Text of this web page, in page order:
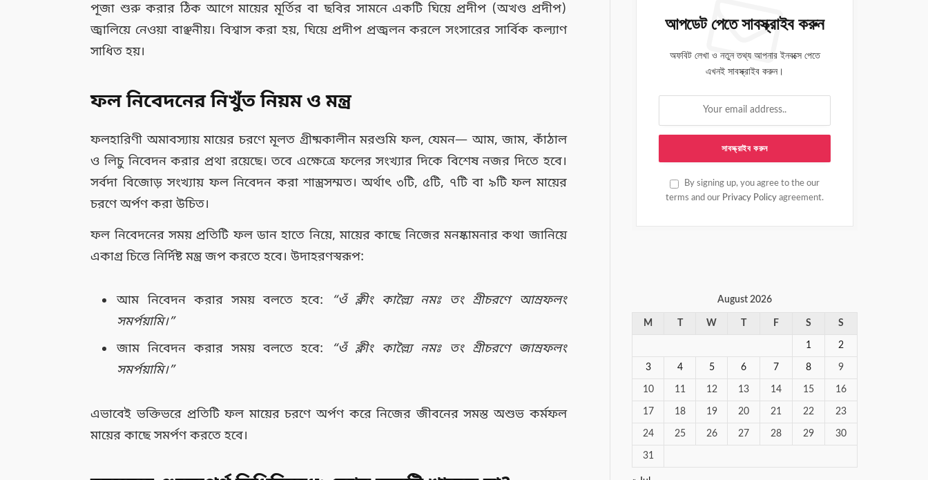
পূজা শুরু করার ঠিক আগে মায়ের মূর্তির বা ছবির সামনে একটি ঘিয়ে প্রদীপ (অখণ্ড প্রদীপ)
জ্বালিয়ে নেওয়া বাঞ্ছনীয়। বিশ্বাস করা হয়, ঘিয়ে প্রদীপ প্রজ্বলন করলে সংসারের সার্বিক কল্যাণ
সাধিত হয়।
ফল নিবেদনের নিখুঁত নিয়ম ও মন্ত্র
ফলহারিণী অমাবস্যায় মায়ের চরণে মূলত গ্রীষ্মকালীন মরশুমি ফল, যেমন— আম, জাম, কাঁঠাল
ও লিচু নিবেদন করার প্রথা রয়েছে। তবে এক্ষেত্রে ফলের সংখ্যার দিকে বিশেষ নজর দিতে হবে।
সর্বদা বিজোড় সংখ্যায় ফল নিবেদন করা শাস্ত্রসম্মত। অর্থাৎ ৩টি, ৫টি, ৭টি বা ৯টি ফল মায়ের
চরণে অর্পণ করা উচিত।
ফল নিবেদনের সময় প্রতিটি ফল ডান হাতে নিয়ে, মায়ের কাছে নিজের মনষ্কামনার কথা জানিয়ে
একাগ্র চিত্তে নির্দিষ্ট মন্ত্র জপ করতে হবে। উদাহরণস্বরূপ:
আম নিবেদন করার সময় বলতে হবে:
“ওঁ ক্লীং কাল্ল্যৈ নমঃ তং শ্রীচরণে আম্রফলং
সমর্পয়ামি।”
জাম নিবেদন করার সময় বলতে হবে:
“ওঁ ক্লীং কাল্ল্যৈ নমঃ তং শ্রীচরণে জাম্রফলং
সমর্পয়ামি।”
এভাবেই ভক্তিভরে প্রতিটি ফল মায়ের চরণে অর্পণ করে নিজের জীবনের সমস্ত অশুভ কর্মফল
মায়ের কাছে সমর্পণ করতে হবে।
আপডেট পেতে সাবস্ক্রাইব করুন
অফবিট লেখা ও নতুন তথ্য আপনার ইনবক্সে পেতে
এখনই সাবস্ক্রাইব করুন।
By signing up, you agree to the our
terms and our Privacy Policy agreement.
August 2026
M W F S S
1 2
3 4 5 6 7 8 9
10 11 12 13 14 15 16
17 18 19 20 21 22 23
24 25 26 27 28 29 30
31